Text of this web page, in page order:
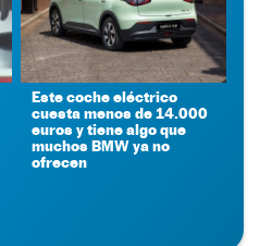
Este coche eléctrico
cuesta menos de 14.000
euros y tiene algo que
muchos BMW ya no
ofrecen